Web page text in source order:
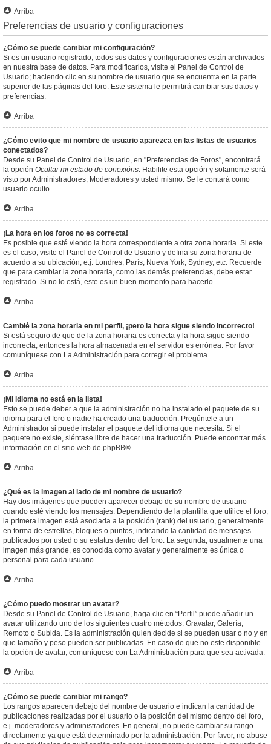
Arriba
Preferencias de usuario y configuraciones
¿Cómo se puede cambiar mi configuración?
Si es un usuario registrado, todos sus datos y configuraciones están archivados
en nuestra base de datos. Para modificarlos, visite el Panel de Control de
Usuario; haciendo clic en su nombre de usuario que se encuentra en la parte
superior de las páginas del foro. Este sistema le permitirá cambiar sus datos y
preferencias.
Arriba
¿Cómo evito que mi nombre de usuario aparezca en las listas de usuarios
conectados?
Desde su Panel de Control de Usuario, en "Preferencias de Foros", encontrará
la opción Ocultar mi estado de conexións. Habilite esta opción y solamente será
visto por Administradores, Moderadores y usted mismo. Se le contará como
usuario oculto.
Arriba
¡La hora en los foros no es correcta!
Es posible que esté viendo la hora correspondiente a otra zona horaria. Si este
es el caso, visite el Panel de Control de Usuario y defina su zona horaria de
acuerdo a su ubicación, e.j. Londres, París, Nueva York, Sydney, etc. Recuerde
que para cambiar la zona horaria, como las demás preferencias, debe estar
registrado. Si no lo está, este es un buen momento para hacerlo.
Arriba
Cambié la zona horaria en mi perfil, ¡pero la hora sigue siendo incorrecto!
Si está seguro de que de la zona horaria es correcta y la hora sigue siendo
incorrecta, entonces la hora almacenada en el servidor es errónea. Por favor
comuníquese con La Administración para corregir el problema.
Arriba
¡Mi idioma no está en la lista!
Esto se puede deber a que la administración no ha instalado el paquete de su
idioma para el foro o nadie ha creado una traducción. Pregúntele a un
Administrador si puede instalar el paquete del idioma que necesita. Si el
paquete no existe, siéntase libre de hacer una traducción. Puede encontrar más
información en el sitio web de phpBB®
Arriba
¿Qué es la imagen al lado de mi nombre de usuario?
Hay dos imágenes que pueden aparecer debajo de su nombre de usuario
cuando esté viendo los mensajes. Dependiendo de la plantilla que utilice el foro,
la primera imagen está asociada a la posición (rank) del usuario, generalmente
en forma de estrellas, bloques o puntos, indicando la cantidad de mensajes
publicados por usted o su estatus dentro del foro. La segunda, usualmente una
imagen más grande, es conocida como avatar y generalmente es única o
personal para cada usuario.
Arriba
¿Cómo puedo mostrar un avatar?
Desde su Panel de Control de Usuario, haga clic en “Perfil” puede añadir un
avatar utilizando uno de los siguientes cuatro métodos: Gravatar, Galería,
Remoto o Subida. Es la administración quien decide si se pueden usar o no y en
que tamaño y peso pueden ser publicadas. En caso de que no este disponible
la opción de avatar, comuníquese con La Administración para que sea activada.
Arriba
¿Cómo se puede cambiar mi rango?
Los rangos aparecen debajo del nombre de usuario e indican la cantidad de
publicaciones realizadas por el usuario o la posición del mismo dentro del foro,
e.j. moderadores y administradores. En general, no puede cambiar su rango
directamente ya que está determinado por la administración. Por favor, no abuse